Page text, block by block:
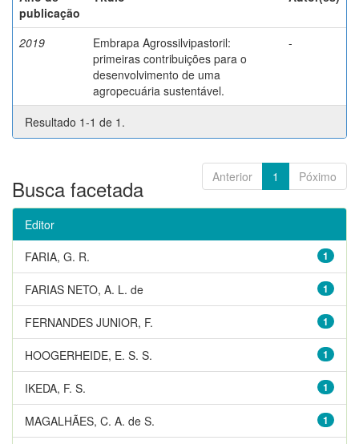
publicação
2019
Embrapa Agrossilvipastoril:
primeiras contribuições para o
desenvolvimento de uma
agropecuária sustentável.
-
Resultado 1-1 de 1.
Anterior 1 Póximo
Busca facetada
Editor
1
FARIA, G. R.
1
FARIAS NETO, A. L. de
1
FERNANDES JUNIOR, F.
1
HOOGERHEIDE, E. S. S.
1
IKEDA, F. S.
1
MAGALHÃES, C. A. de S.